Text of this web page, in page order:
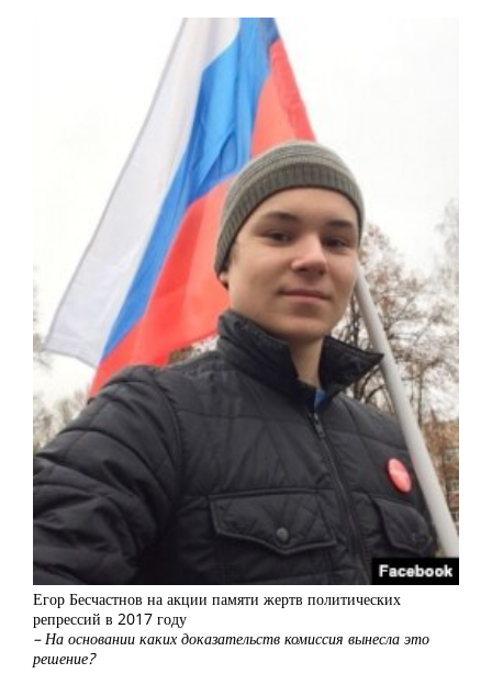
Егор Бесчастнов на акции памяти жертв политических
репрессий в 2017 году
– На основании каких доказательств комиссия вынесла это
решение?